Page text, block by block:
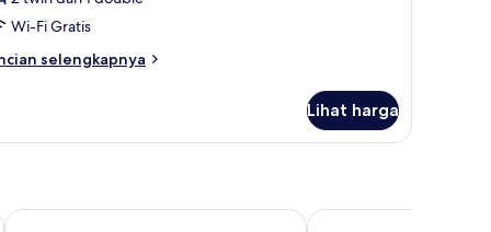
Wi-Fi Gratis
selengkapnya
Lihat harga
Western Coop Residence DongdaemunHyundai Residence